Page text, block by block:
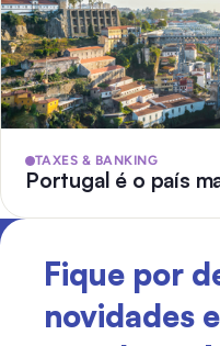
TAXES & BANKING
Portugal é o país
Fique por
novidades